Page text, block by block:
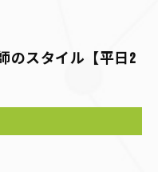
のスタイル【平日2